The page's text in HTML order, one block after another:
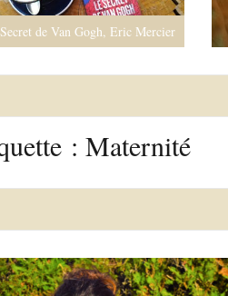
Un thé à Téhéran, Marjan Kamali
: Maternité